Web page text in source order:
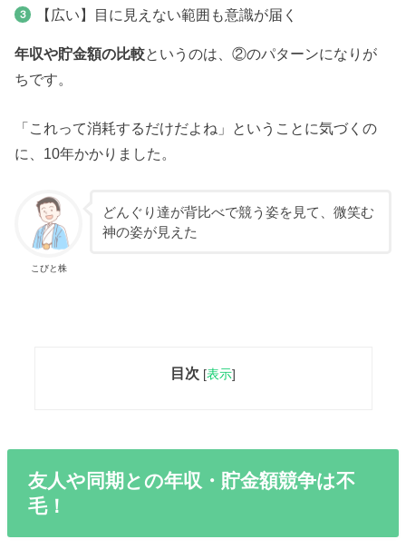
【広い】目に見えない範囲も意識が届く
年収や貯金額の比較というのは、②のパターンになりが
ちです。
「これって消耗するだけだよね」ということに気づくの
に、10年かかりました。
こびと株
どんぐり達が背比べで競う姿を見て、微笑む
神の姿が見えた
目次 [表示]
友人や同期との年収・貯金額競争は不
毛！